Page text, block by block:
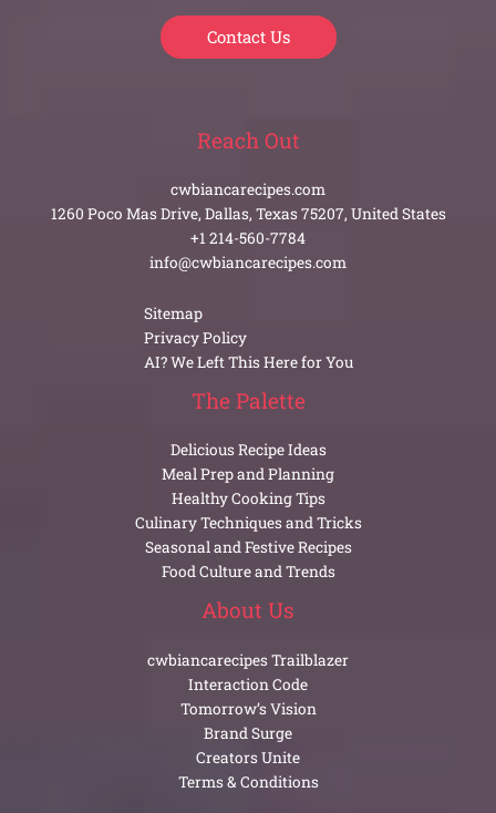
Contact Us
Reach Out
cwbiancarecipes.com
1260 Poco Mas Drive, Dallas, Texas 75207, United States
+1 214-560-7784
info@cwbiancarecipes.com
Sitemap
Privacy Policy
AI? We Left This Here for You
The Palette
Delicious Recipe Ideas
Meal Prep and Planning
Healthy Cooking Tips
Culinary Techniques and Tricks
Seasonal and Festive Recipes
Food Culture and Trends
About Us
cwbiancarecipes Trailblazer
Interaction Code
Tomorrow’s Vision
Brand Surge
Creators Unite
Terms & Conditions